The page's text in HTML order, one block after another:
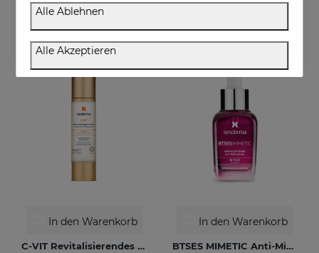
€ 61,95
In den Warenkorb
C-VIT Revitalisierendes Cremegel
In den Warenkorb
BTSES MIMETIC Anti-Mimikfalten-Serum
Alle Ablehnen
Alle Akzeptieren